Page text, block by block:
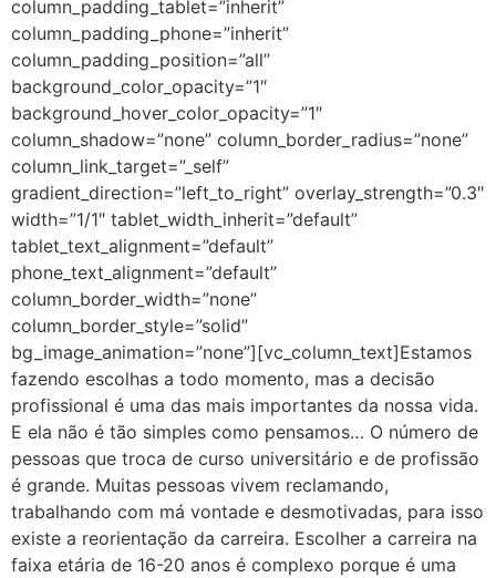
column_padding_tablet=”inherit”
column_padding_phone=”inherit”
column_padding_position=”all”
background_color_opacity=”1″
background_hover_color_opacity=”1″
column_shadow=”none” column_border_radius=”none”
column_link_target=”_self”
gradient_direction=”left_to_right” overlay_strength=”0.3″
width=”1/1″ tablet_width_inherit=”default”
tablet_text_alignment=”default”
phone_text_alignment=”default”
column_border_width=”none”
column_border_style=”solid”
bg_image_animation=”none”][vc_column_text]Estamos
fazendo escolhas a todo momento, mas a decisão
profissional é uma das mais importantes da nossa vida.
E ela não é tão simples como pensamos… O número de
pessoas que troca de curso universitário e de profissão
é grande. Muitas pessoas vivem reclamando,
trabalhando com má vontade e desmotivadas, para isso
existe a reorientação da carreira. Escolher a carreira na
faixa etária de 16-20 anos é complexo porque é uma